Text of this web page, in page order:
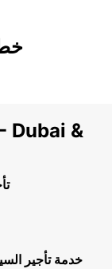
Dubai &
خدمة تأجير